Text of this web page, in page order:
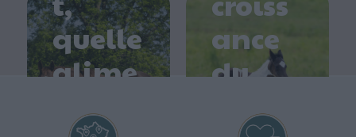
quelle
alime
ntatio
ance
du
poula
Comm
ent
préve
Comm
ent
entret